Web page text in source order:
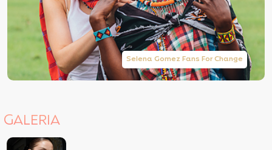
Selena Gomez Fans For Change
GALERIA